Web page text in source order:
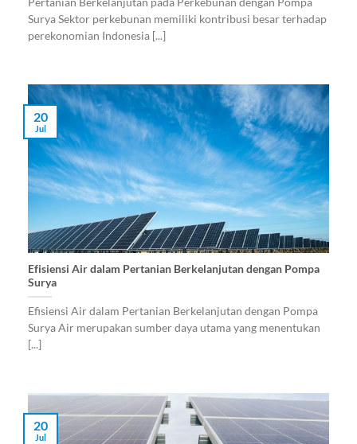
Surya Sektor perkebunan memiliki kontribusi besar terhadap
perekonomian Indonesia [...]
Efisiensi Air dalam Pertanian Berkelanjutan dengan Pompa
Surya
Efisiensi Air dalam Pertanian Berkelanjutan dengan Pompa
Surya Air merupakan sumber daya utama yang menentukan
[...]
20
Jul
20
Jul